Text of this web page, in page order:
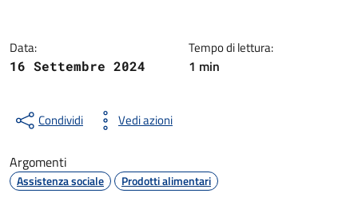
Data:
16 Settembre 2024
Tempo di lettura:
1 min
Condividi Vedi azioni
Argomenti
Assistenza sociale Prodotti alimentari